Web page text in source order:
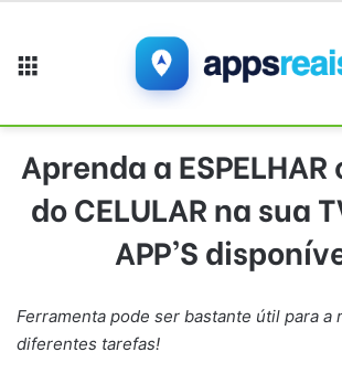
Aprenda a
do CELULAR na sua
APP’S
Ferramenta pode ser bastante útil para a
diferentes tarefas!